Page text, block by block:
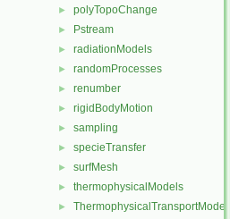
► polyTopoChange
► Pstream
► radiationModels
► randomProcesses
► renumber
► rigidBodyMotion
► sampling
► specieTransfer
► surfMesh
► thermophysicalModels
► ThermophysicalTransportModels